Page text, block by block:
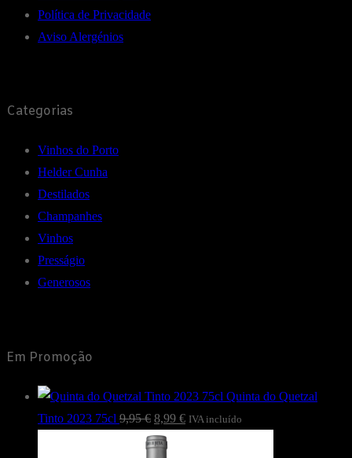
Política de Privacidade
Aviso Alergénios
Categorias
Vinhos do Porto
Helder Cunha
Destilados
Champanhes
Vinhos
Presságio
Generosos
Em Promoção
Quinta do Quetzal
Tinto 2023 75cl 9,95€ O
preço
8,99 €OIVA incluído